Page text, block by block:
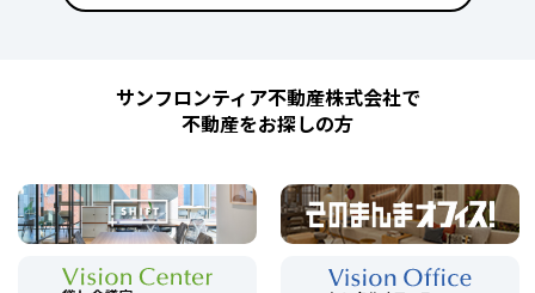
サンフロンティア不動産株式会社で
不動産をお探しの方